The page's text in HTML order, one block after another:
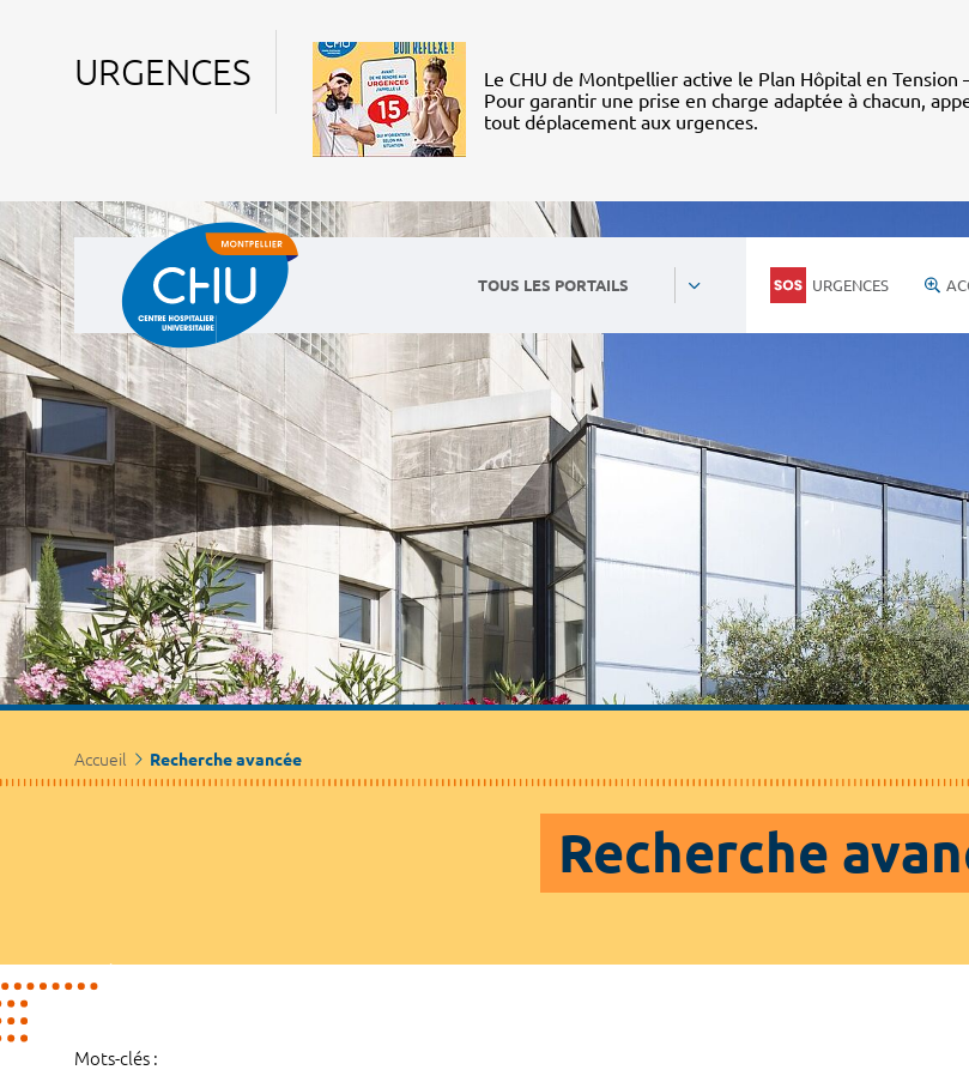
URGENCES
Le CHU de Montpellier active le Plan Hôpital en Tension
Pour garantir une prise en charge adaptée à chacun,
tout déplacement aux urgences.
TOUS LES PORTAILS URGENCES
Accueil Recherche avancée
Recherche
Mots-clés :